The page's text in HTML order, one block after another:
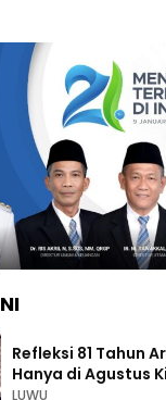
Refleksi 81 Tahun
Hanya di Agustus
LUWU